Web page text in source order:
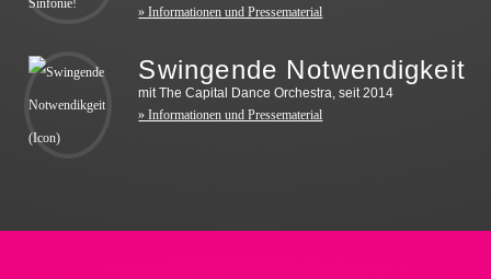
» Informationen und Pressematerial
Swingende Notwendigkeit
mit The Capital Dance Orchestra, seit 2014
» Informationen und Pressematerial